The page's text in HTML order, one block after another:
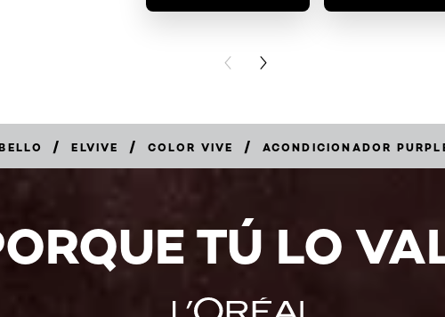
PREVIOUS CARD
NEXT CARD
/ ELVIVE / COLOR VIVE / ACONDICIONADOR
TÚ LO